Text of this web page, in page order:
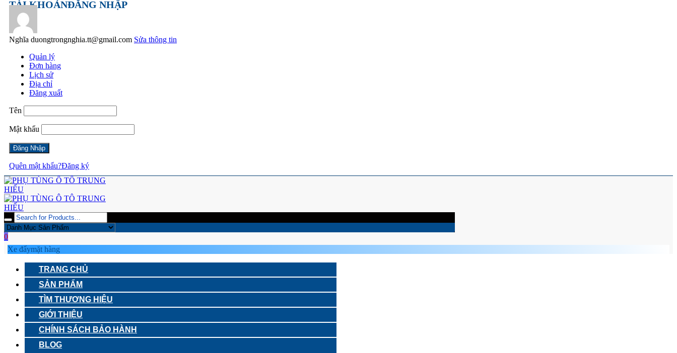
TÀI KHOẢNĐĂNG NHẬP
Nghĩa duongtrongnghia.tt@gmail.com Sửa thông tin
Quản lý
Đơn hàng
Lịch sử
Địa chỉ
Đăng xuất
Tên
Mật khẩu
Quên mật khẩu?Đăng ký
0
Xe đẩymặt hàng
TRANG CHỦ
SẢN PHẨM
TÌM THƯƠNG HIỆU
GIỚI THIỆU
CHÍNH SÁCH BẢO HÀNH
BLOG